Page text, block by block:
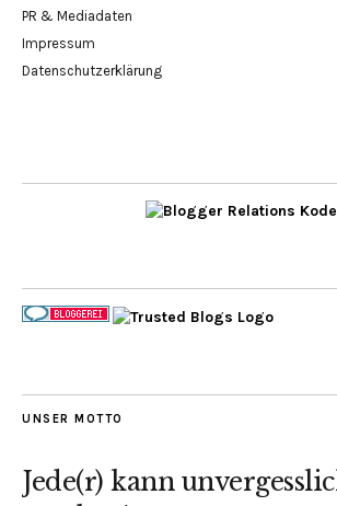
PR & Mediadaten
Impressum
Datenschutzerklärung
UNSER MOTTO
Jede(r) kann